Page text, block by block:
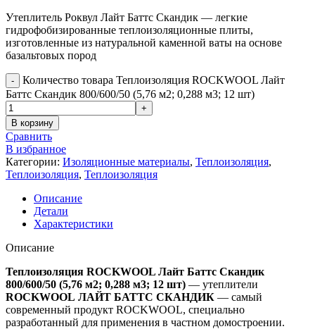
Утеплитель Роквул Лайт Баттс Скандик — легкие
гидрофобизированные теплоизоляционные плиты,
изготовленные из натуральной каменной ваты на основе
базальтовых пород
-
Количество товара Теплоизоляция ROCKWOOL Лайт
Баттс Скандик 800/600/50 (5,76 м2; 0,288 м3; 12 шт)
+
В корзину
Сравнить
В избранное
Категории: Изоляционные материалы, Теплоизоляция,
Теплоизоляция, Теплоизоляция
Описание
Детали
Характеристики
Описание
Теплоизоляция ROCKWOOL Лайт Баттс Скандик
800/600/50 (5,76 м2; 0,288 м3; 12 шт) — утеплители
ROCKWOOL ЛАЙТ БАТТС СКАНДИК — самый
современный продукт ROCKWOOL, специально
разработанный для применения в частном домостроении.